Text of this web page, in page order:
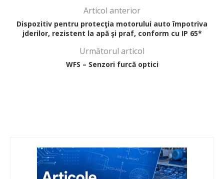
Articol anterior
Dispozitiv pentru protecţia motorului auto împotriva
jderilor, rezistent la apă şi praf, conform cu IP 65*
Următorul articol
WFS – Senzori furcă optici